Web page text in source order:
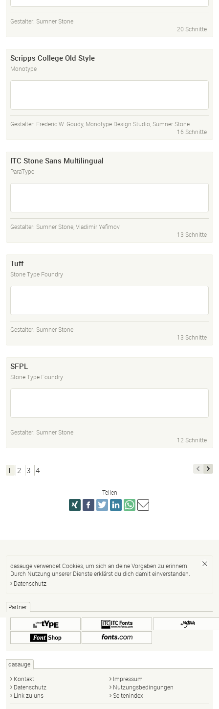
Gestalter: Sumner Stone
20 Schnitte
Scripps College Old Style
Monotype
Gestalter: Frederic W. Goudy, Monotype Design Studio, Sumner Stone
16 Schnitte
ITC Stone Sans Multilingual
ParaType
Gestalter: Sumner Stone,Vladimir Yefimov
13 Schnitte
Tuff
Stone Type Foundry
Gestalter: Sumner Stone
13 Schnitte
SFPL
Stone Type Foundry
Gestalter: Sumner Stone
12 Schnitte
1 2 3 4
Teilen
dasauge verwendet Cookies, um sich an deine Vorgaben zu erinnern.
Durch Nutzung unserer Dienste erklärst du dich damit einverstanden.
Datenschutz
Partner
dasauge
Kontakt
Impressum
Datenschutz
Nutzungsbedingungen
Link zu uns
Seitenindex